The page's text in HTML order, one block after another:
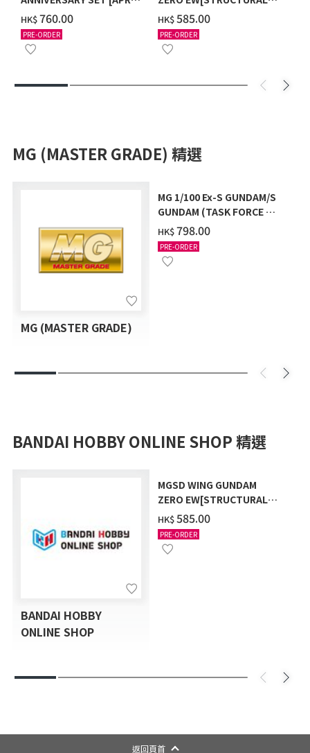
2027 DELIVERY]
HK$‌760.00
PRE-ORDER
COATING/BLACK] [2026年
12月發送]
HK$‌585.00
PRE-ORDER
MG (MASTER GRADE) 精選
MG (MASTER GRADE)
MG 1/100 Ex-S GUNDAM/S
GUNDAM (TASK FORCE α
Ver.) [2026年10月發送]
HK$‌798.00
PRE-ORDER
BANDAI HOBBY ONLINE SHOP 精選
BANDAI HOBBY
ONLINE SHOP
MGSD WING GUNDAM
ZERO EW[STRUCTURAL
COATING/BLACK] [2026年
12月發送]
HK$‌585.00
PRE-ORDER
返回頁首